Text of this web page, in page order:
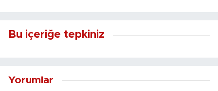
Bu içeriğe tepkiniz
Yorumlar